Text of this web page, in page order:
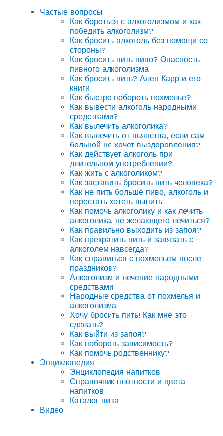
Частые вопросы
Как бороться с алкоголизмом и как
победить алкоголизм?
Как бросить алкоголь без помощи со
стороны?
Как бросить пить пиво? Опасность
пивного алкоголизма
Как бросить пить? Ален Карр и его
книги
Как быстро побороть похмелье?
Как вывести алкоголь народными
средствами?
Как вылечить алкоголика?
Как вылечить от пьянства, если сам
больной не хочет выздоровления?
Как действует алкоголь при
длительном употреблении?
Как жить с алкоголиком?
Как заставить бросить пить человека?
Как не пить больше пиво, алкоголь и
перестать хотеть выпить
Как помочь алкоголику и как лечить
алкоголика, не желающего лечиться?
Как правильно выходить из запоя?
Как прекратить пить и завязать с
алкоголем навсегда?
Как справиться с похмельем после
праздников?
Алкоголизм и лечение народными
средствами
Народные средства от похмелья и
алкоголизма
Хочу бросить пить! Как мне это
сделать?
Как выйти из запоя?
Как побороть зависимость?
Как помочь родственнику?
Энциклопедия
Энциклопедия напитков
Справочник плотности и цвета
напитков
Каталог пива
Видео